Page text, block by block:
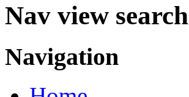
Nav view search
Navigation